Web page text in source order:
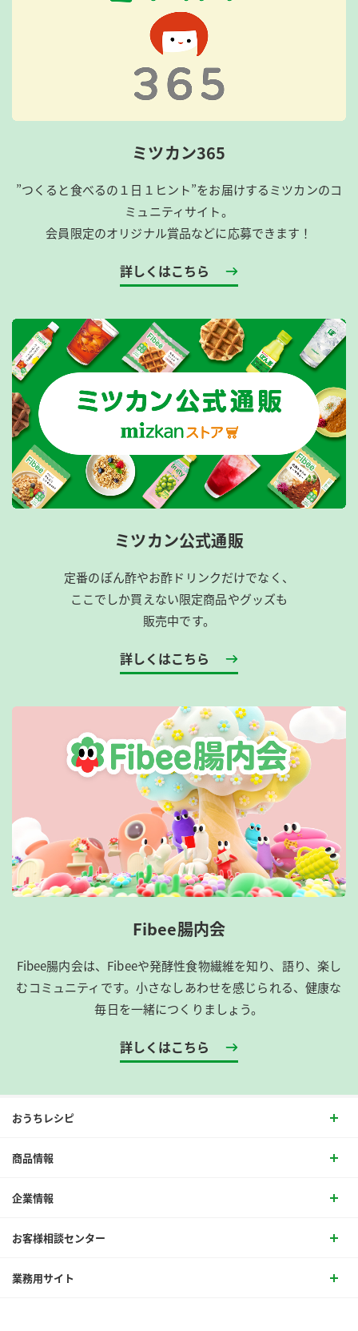
ミツカン365
”つくると食べるの１日１ヒント”をお届けするミツカンのコ
ミュニティサイト。
会員限定のオリジナル賞品などに応募できます！
詳しくはこちら
ミツカン公式通販
定番のぽん酢やお酢ドリンクだけでなく、
ここでしか買えない限定商品やグッズも
販売中です。
詳しくはこちら
Fibee腸内会
Fibee腸内会は、​Fibeeや発酵性食物繊維を知り、語り、楽し
むコミュニティです。​小さなしあわせを感じられる、健康な
毎日を一緒につくりましょう。
詳しくはこちら
おうちレシピ
商品情報
企業情報
お客様相談センター
業務用サイト